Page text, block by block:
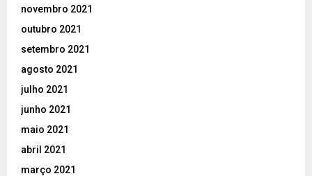
novembro 2021
outubro 2021
setembro 2021
agosto 2021
julho 2021
junho 2021
maio 2021
abril 2021
março 2021